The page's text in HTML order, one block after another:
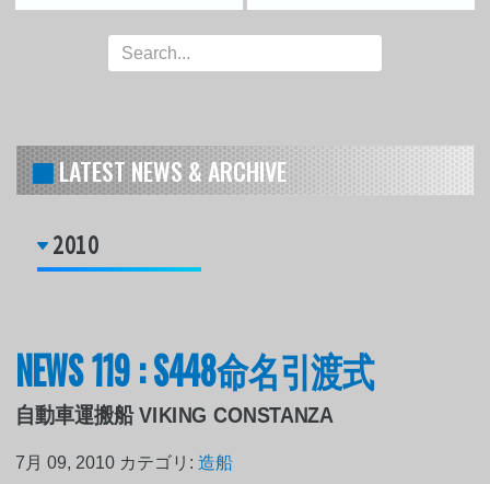
LATEST NEWS & ARCHIVE
2010
NEWS 119 : S448命名引渡式
自動車運搬船 VIKING CONSTANZA
7月 09, 2010 カテゴリ:造船